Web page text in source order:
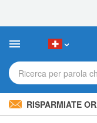
sito
include
sistemaRicerca per parola
RISPARMIATE